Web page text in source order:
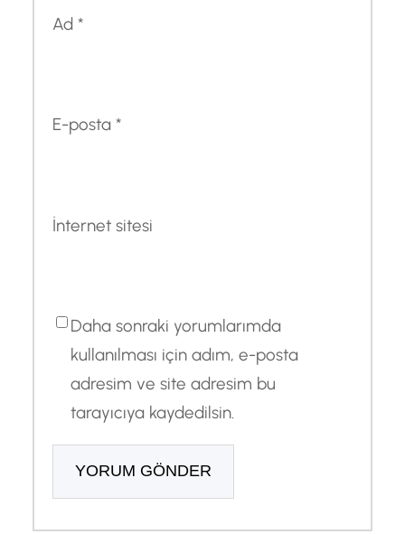
Ad *
E-posta *
İnternet sitesi
Daha sonraki yorumlarımda
kullanılması için adım, e-posta
adresim ve site adresim bu
tarayıcıya kaydedilsin.